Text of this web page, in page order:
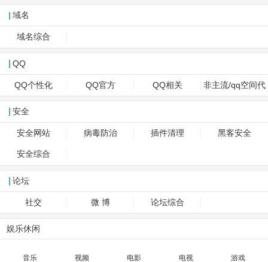
域名
域名综合
QQ
QQ个性化 QQ官方 QQ相关 非主流/qq空间代
安全
安全网站 病毒防治 插件清理 黑客安全
安全综合
论坛
社交 微 博 论坛综合
娱乐休闲
音乐 视频 电影 电视 游戏